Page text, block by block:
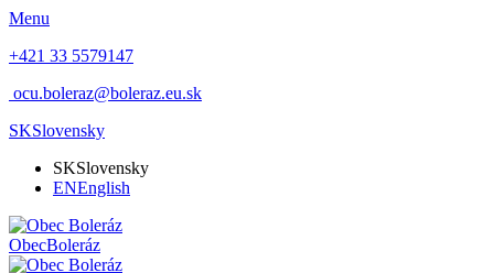
Menu
+421 33 5579147
ocu.boleraz@boleraz.eu.sk
SKSlovensky
SKSlovensky
ENEnglish
ObecBoleráz